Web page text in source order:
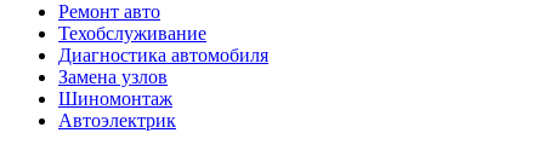
Ремонт авто
Техобслуживание
Диагностика автомобиля
Замена узлов
Шиномонтаж
Автоэлектрик